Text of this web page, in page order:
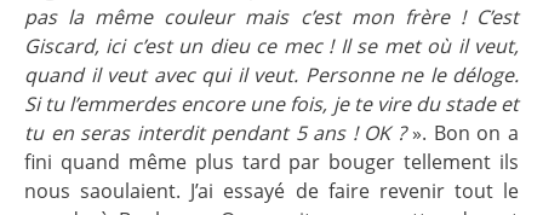
pas la même couleur mais c’est mon frère ! C’est
Giscard, ici c’est un dieu ce mec ! Il se met où il veut,
quand il veut avec qui il veut. Personne ne le déloge.
Si tu l’emmerdes encore une fois, je te vire du stade et
tu en seras interdit pendant 5 ans ! OK ?». Bon on a
fini quand même plus tard par bouger tellement ils
nous saoulaient. J’ai essayé de faire revenir tout le